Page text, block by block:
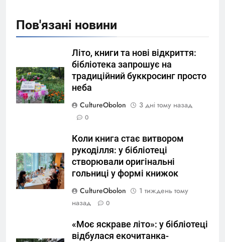
Пов'язані новини
Літо, книги та нові відкриття:
бібліотека запрошує на
традиційний буккросинг просто
неба
CultureObolon
3 дні тому назад
0
Коли книга стає витвором
рукоділля: у бібліотеці
створювали оригінальні
гольниці у формі книжок
CultureObolon
1 тиждень тому
назад
0
«Моє яскраве літо»: у бібліотеці
відбулася екочитанка-